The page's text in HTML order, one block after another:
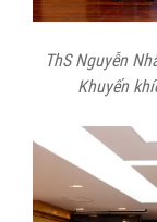
ThS Nguyễn
Khuyến